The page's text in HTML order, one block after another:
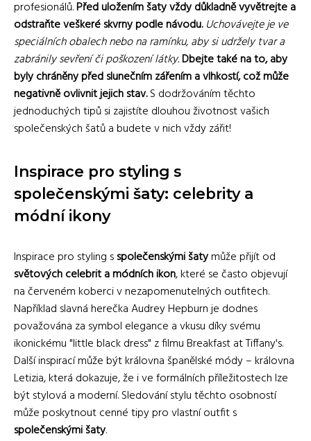
profesionálů.Před uložením šaty vždy důkladně vyvětrejte a
odstraňte veškeré skvrny podle návodu. Uchovávejte je ve
speciálních obalech nebo na ramínku, aby si udržely tvar a
zabránily sevření či poškození látky.Dbejte také na to, aby
byly chráněny před slunečním zářením a vlhkostí, což může
negativně ovlivnit jejich stav.S dodržováním těchto
jednoduchých tipů si zajistíte dlouhou životnost vašich
společenských šatů a budete v nich vždy zářit!
Inspirace pro styling s
společenskými šaty: celebrity a
módní ikony
Inspirace pro styling sspolečenskými šatymůže přijít od
světových celebrit a módních ikon, které se často objevují
na červeném koberci v nezapomenutelných outfitech.
Například slavná herečka Audrey Hepburn je dodnes
považována za symbol elegance a vkusu díky svému
ikonickému "little black dress" z filmu Breakfast at Tiffany's.
Další inspirací může být královna španělské módy – královna
Letizia, která dokazuje, že i ve formálních příležitostech lze
být stylová a moderní. Sledování stylu těchto osobností
může poskytnout cenné tipy pro vlastní outfit s
společenskými šaty.